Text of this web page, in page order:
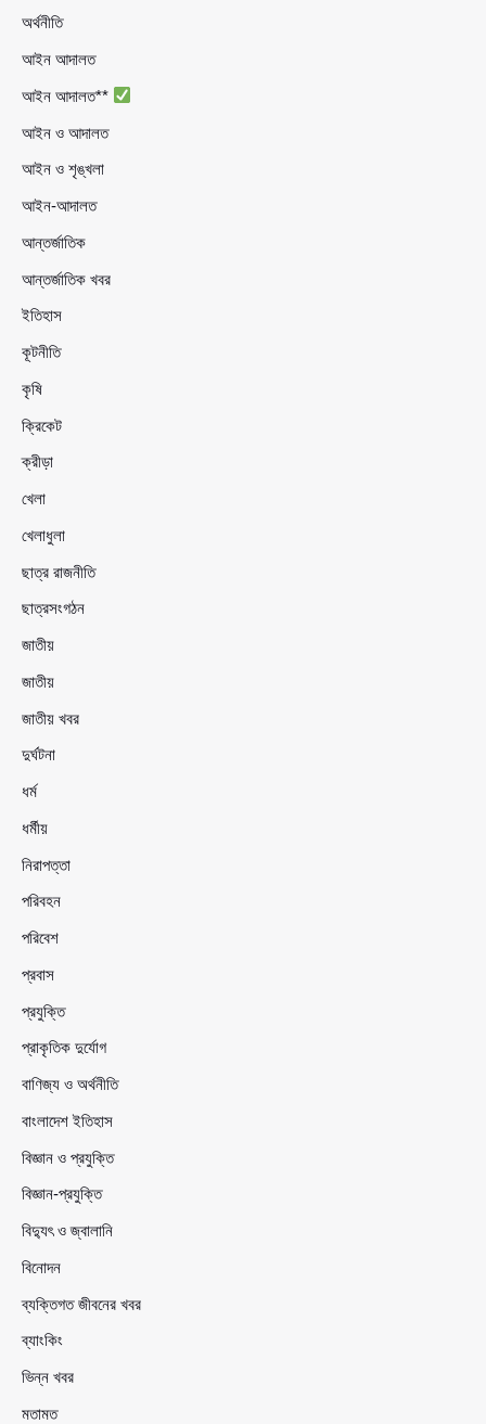
অর্থনীতি
আইন আদালত
আইন আদালত**
আইন ও আদালত
আইন ও শৃঙ্খলা
আইন-আদালত
আন্তর্জাতিক
আন্তর্জাতিক খবর
ইতিহাস
কূটনীতি
কৃষি
ক্রিকেট
ক্রীড়া
খেলা
খেলাধুলা
ছাত্র রাজনীতি
ছাত্রসংগঠন
জাতীয়
জাতীয়
জাতীয় খবর
দুর্ঘটনা
ধর্ম
ধর্মীয়
নিরাপত্তা
পরিবহন
পরিবেশ
প্রবাস
প্রযুক্তি
প্রাকৃতিক দুর্যোগ
বাণিজ্য ও অর্থনীতি
বাংলাদেশ ইতিহাস
বিজ্ঞান ও প্রযুক্তি
বিজ্ঞান-প্রযুক্তি
বিদ্যুৎ ও জ্বালানি
বিনোদন
ব্যক্তিগত জীবনের খবর
ব্যাংকিং
ভিন্ন খবর
মতামত